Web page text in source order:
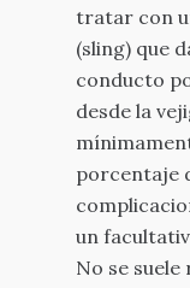
tratar con
(sling) que
conducto
desde la
porcentaje
un
No se